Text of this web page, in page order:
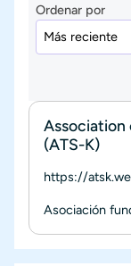
Ordenar por
Association
(ATS-K)
https://
Asociación